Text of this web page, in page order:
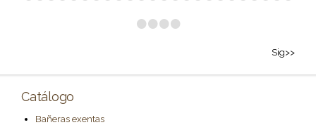
••••
Sig>>
Catálogo
Bañeras exentas